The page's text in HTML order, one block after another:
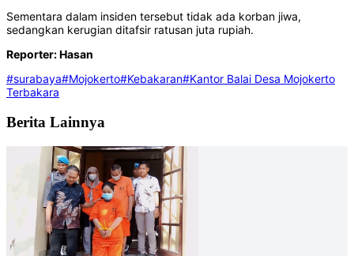
Sementara dalam insiden tersebut tidak ada korban jiwa,
sedangkan kerugian ditafsir ratusan juta rupiah.
Reporter: Hasan
#surabaya#Mojokerto#Kebakaran#Kantor Balai Desa Mojokerto
Terbakara
Berita Lainnya